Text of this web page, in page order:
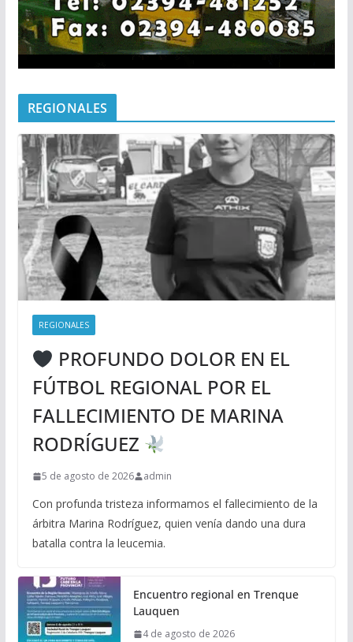
REGIONALES
REGIONALES
PROFUNDO DOLOR EN EL
FÚTBOL REGIONAL POR EL
FALLECIMIENTO DE MARINA
RODRÍGUEZ
5 de agosto de 2026 admin
Con profunda tristeza informamos el fallecimiento de la
árbitra Marina Rodríguez, quien venía dando una dura
batalla contra la leucemia.
Encuentro regional en Trenque
Lauquen
4 de agosto de 2026